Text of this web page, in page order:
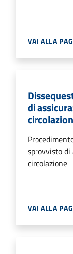
VAI ALLA
di
sprovvisto di
circolazione
VAI ALLA